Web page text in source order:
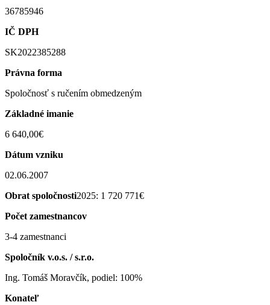
36785946
IČ DPH
SK2022385288
Právna forma
Spoločnosť s ručením obmedzeným
Základné imanie
6 640,00€
Dátum vzniku
02.06.2007
Obrat spoločnosti2025: 1 720 771€
Počet zamestnancov
3-4 zamestnanci
Spoločník v.o.s. / s.r.o.
Ing. Tomáš Moravčík, podiel: 100%
Konateľ